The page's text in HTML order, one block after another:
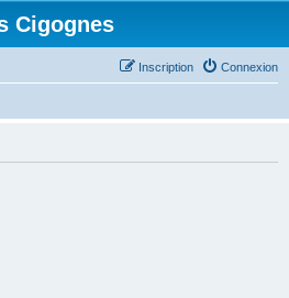
Cigognes
Connexion
Inscription